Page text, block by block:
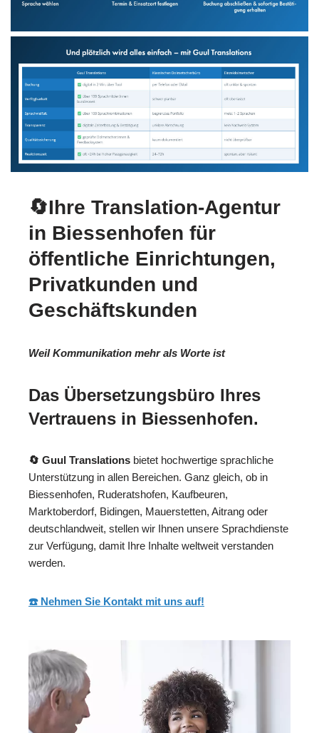
🔄Ihre Translation-Agentur
in Biessenhofen für
öffentliche Einrichtungen,
Privatkunden und
Geschäftskunden
Weil Kommunikation mehr als Worte ist
Das Übersetzungsbüro Ihres
Vertrauens in Biessenhofen.
🔄 Guul Translations bietet hochwertige sprachliche
Unterstützung in allen Bereichen. Ganz gleich, ob in
Biessenhofen, Ruderatshofen, Kaufbeuren,
Marktoberdorf, Bidingen, Mauerstetten, Aitrang oder
deutschlandweit, stellen wir Ihnen unsere Sprachdienste
zur Verfügung, damit Ihre Inhalte weltweit verstanden
werden.
☎️ Nehmen Sie Kontakt mit uns auf!